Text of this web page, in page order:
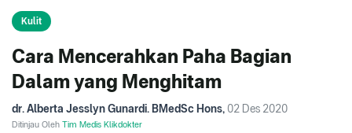
Kulit
Cara Mencerahkan Paha Bagian
Dalam yang Menghitam
dr. Alberta Jesslyn Gunardi. BMedSc Hons, 02 Des 2020
Ditinjau Oleh Tim Medis Klikdokter